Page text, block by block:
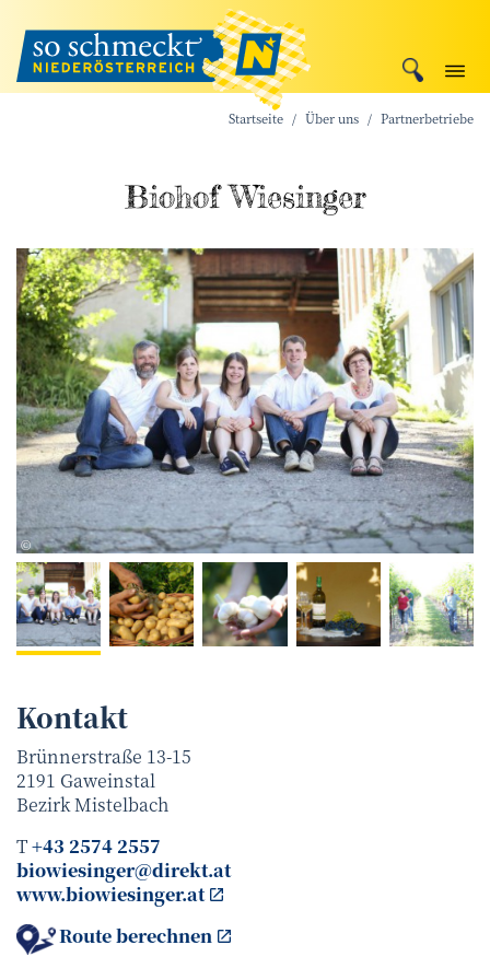
Startseite Über uns Partnerbetriebe
Biohof Wiesinger
©Familie Wiesinger
Kontakt
Brünnerstraße 13-15
2191 Gaweinstal
BezirkMistelbach
T+43 2574 2557
biowiesinger@direkt.at
www.biowiesinger.at
Route berechnen